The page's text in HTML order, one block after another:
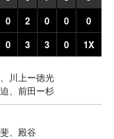
0 2 0 0 0
0 3 3 0 1X
川上ー徳光
、前田ー杉
、殿谷